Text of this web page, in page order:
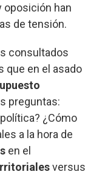
oposición han
de tensión.
consultados
que en el asado
preguntas:
¿Cómo
a la hora de
en el
versus